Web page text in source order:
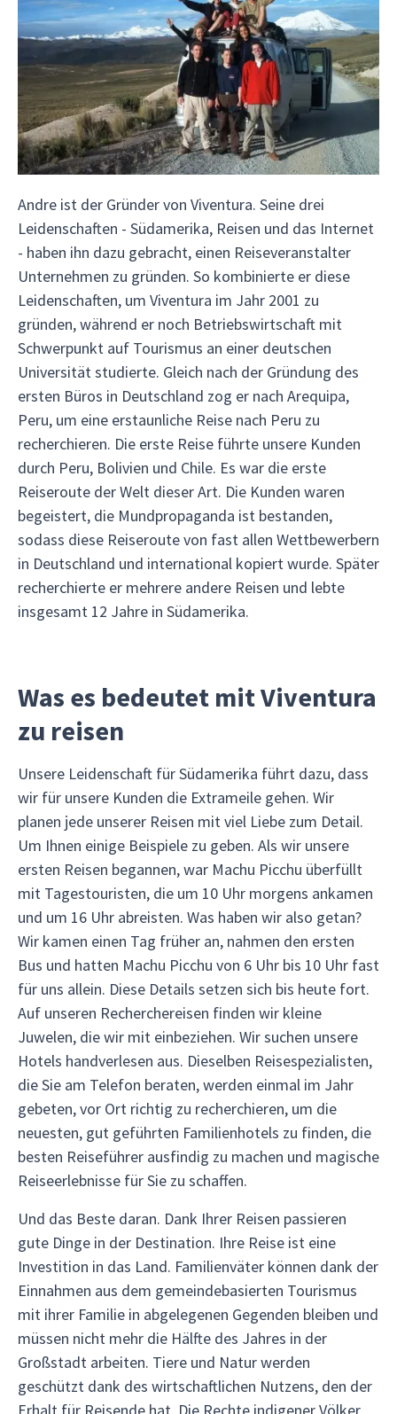
Andre ist der Gründer von Viventura. Seine drei
Leidenschaften - Südamerika, Reisen und das Internet
- haben ihn dazu gebracht, einen Reiseveranstalter
Unternehmen zu gründen. So kombinierte er diese
Leidenschaften, um Viventura im Jahr 2001 zu
gründen, während er noch Betriebswirtschaft mit
Schwerpunkt auf Tourismus an einer deutschen
Universität studierte. Gleich nach der Gründung des
ersten Büros in Deutschland zog er nach Arequipa,
Peru, um eine erstaunliche Reise nach Peru zu
recherchieren. Die erste Reise führte unsere Kunden
durch Peru, Bolivien und Chile. Es war die erste
Reiseroute der Welt dieser Art. Die Kunden waren
begeistert, die Mundpropaganda ist bestanden,
sodass diese Reiseroute von fast allen Wettbewerbern
in Deutschland und international kopiert wurde. Später
recherchierte er mehrere andere Reisen und lebte
insgesamt 12 Jahre in Südamerika.
Was es bedeutet mit Viventura
zu reisen
Unsere Leidenschaft für Südamerika führt dazu, dass
wir für unsere Kunden die Extrameile gehen. Wir
planen jede unserer Reisen mit viel Liebe zum Detail.
Um Ihnen einige Beispiele zu geben. Als wir unsere
ersten Reisen begannen, war Machu Picchu überfüllt
mit Tagestouristen, die um 10 Uhr morgens ankamen
und um 16 Uhr abreisten. Was haben wir also getan?
Wir kamen einen Tag früher an, nahmen den ersten
Bus und hatten Machu Picchu von 6 Uhr bis 10 Uhr fast
für uns allein. Diese Details setzen sich bis heute fort.
Auf unseren Recherchereisen finden wir kleine
Juwelen, die wir mit einbeziehen. Wir suchen unsere
Hotels handverlesen aus. Dieselben Reisespezialisten,
die Sie am Telefon beraten, werden einmal im Jahr
gebeten, vor Ort richtig zu recherchieren, um die
neuesten, gut geführten Familienhotels zu finden, die
besten Reiseführer ausfindig zu machen und magische
Reiseerlebnisse für Sie zu schaffen.
Und das Beste daran. Dank Ihrer Reisen passieren
gute Dinge in der Destination. Ihre Reise ist eine
Investition in das Land. Familienväter können dank der
Einnahmen aus dem gemeindebasierten Tourismus
mit ihrer Familie in abgelegenen Gegenden bleiben und
müssen nicht mehr die Hälfte des Jahres in der
Großstadt arbeiten. Tiere und Natur werden
geschützt dank des wirtschaftlichen Nutzens, den der